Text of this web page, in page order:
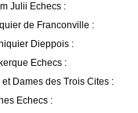
Julii Echecs :
de Franconville :
Dieppois :
Echecs :
et Dames des Trois Cites :
Echecs :